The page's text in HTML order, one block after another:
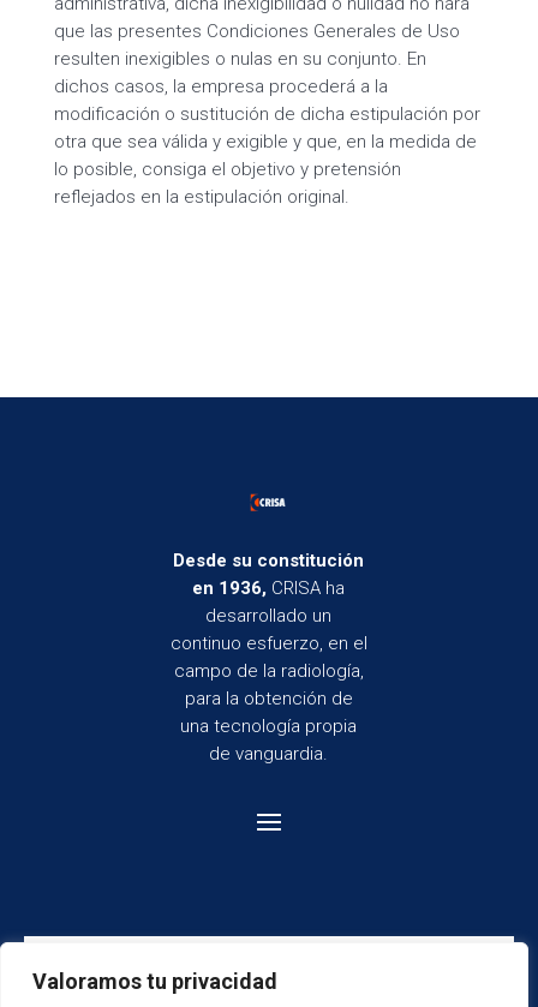
Valoramos tu privacidad
que las presentes Condiciones Generales de Uso
resulten inexigibles o nulas en su conjunto. En
dichos casos, la empresa procederá a la
modificación o sustitución de dicha estipulación por
otra que sea válida y exigible y que, en la medida de
lo posible, consiga el objetivo y pretensión
reflejados en la estipulación original.
Desde su constitución
en 1936, CRISA ha
desarrollado un
continuo esfuerzo, en el
campo de la radiología,
para la obtención de
una tecnología propia
de vanguardia.